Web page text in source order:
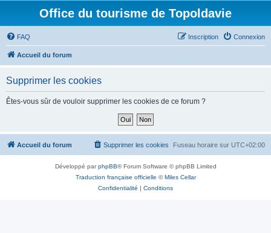
Office du tourisme de Topoldavie
FAQ Connexion
Inscription
Accueil du forum
Supprimer les cookies
Êtes-vous sûr de vouloir supprimer les cookies de ce forum ?
Accueil du forum Fuseau horaire sur UTC+02:00
Supprimer les cookies
Développé parphpBB® Forum Software © phpBB Limited
Traduction française officielle ©Miles Cellar
Confidentialité | Conditions